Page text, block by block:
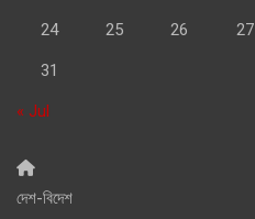
24 25 26 27
31
« Jul
দেশ-বিদেশ